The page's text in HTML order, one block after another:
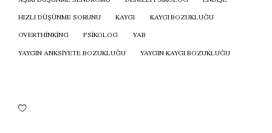
HIZLI DÜŞÜNME SORUNU
KAYGI
KAYGI BOZUKLUĞU
OVERTHINKING
PSIKOLOG
YAB
YAYGIN ANKSIYETE BOZUKLUĞU
YAYGIN KAYGI BOZUKLUĞU